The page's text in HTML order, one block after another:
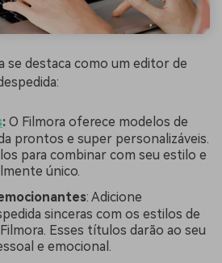
se destaca como um editor de
: O Filmora oferece modelos de
prontos e super personalizáveis.
para combinar com seu estilo e
único.
: Adicione
sinceras com os estilos de
Esses títulos darão ao seu
e emocional.